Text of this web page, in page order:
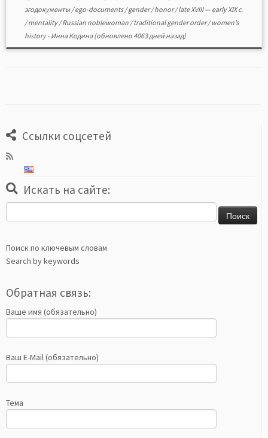
эгодокументы/ego-documents/gender/honor/late XVIII — early XIX c.
/mentality/Russian noblewoman /traditional gender order/women’s
history- Инна Кодина(обновлено 4063 дней назад)
Ссылки соцсетей
Искать на сайте:
Поиск по ключевым словам
Search by keywords
Обратная связь:
Ваше имя (обязательно)
Ваш E-Mail (обязательно)
Тема